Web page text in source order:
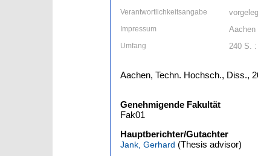
Verantwortlichkeitsangabe
Impressum Aachen
Umfang 240 S.
Aachen, Techn. Hochsch., Diss.,
Genehmigende Fakultät
Fak01
Hauptberichter/Gutachter
Jank, Gerhard (Thesis advisor)